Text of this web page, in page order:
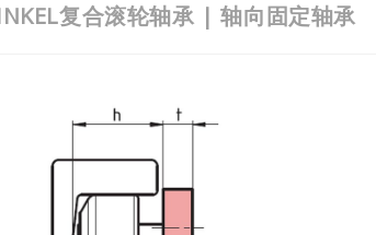
复合滚轮轴承 | 轴向固定轴承